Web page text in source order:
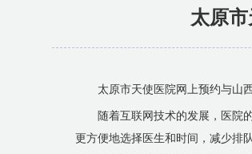
太原
太原市天使医院网上预约与山
随着互联网技术的发展，医院
更方便地选择医生和时间，减少排